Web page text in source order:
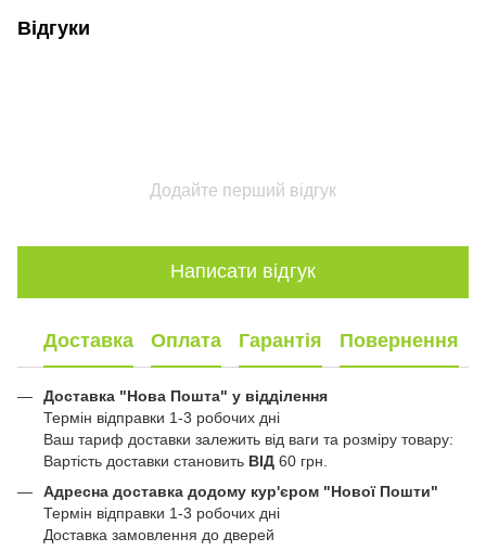
Відгуки
Додайте перший відгук
Написати відгук
Доставка Оплата Гарантія Повернення
Доставка "Нова Пошта" у відділення
Термін відправки 1-3 робочих дні
Ваш тариф доставки залежить від ваги та розміру товару:
Вартість доставки становить ВІД 60 грн.
Адресна доставка додому кур'єром "Нової Пошти"
Термін відправки 1-3 робочих дні
Доставка замовлення до дверей